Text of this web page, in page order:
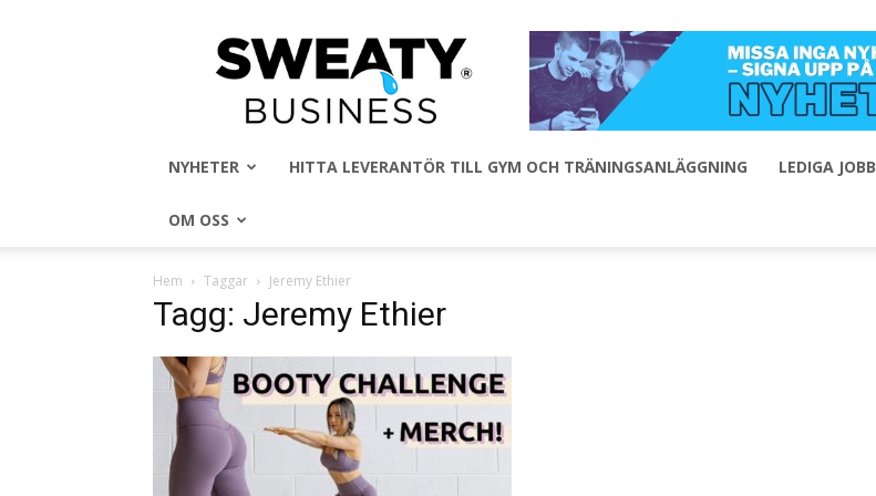
Sweaty
Business
NYHETER HITTA LEVERANTÖR TILL GYM OCH TRÄNINGSANLÄGGNING LEDIGA JOBB
OM OSS
Hem Taggar Jeremy Ethier
Tagg: Jeremy Ethier